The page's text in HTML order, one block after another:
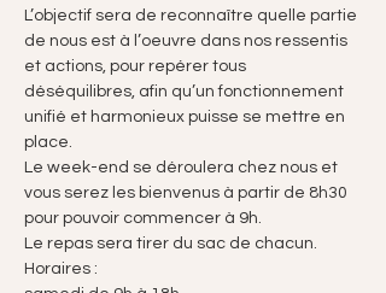
L’objectif sera de reconnaître quelle partie
de nous est à l’oeuvre dans nos ressentis
et actions, pour repérer tous
déséquilibres, afin qu’un fonctionnement
unifié et harmonieux puisse se mettre en
place.
Le week-end se déroulera chez nous et
vous serez les bienvenus à partir de 8h30
pour pouvoir commencer à 9h.
Le repas sera tirer du sac de chacun.
Horaires :